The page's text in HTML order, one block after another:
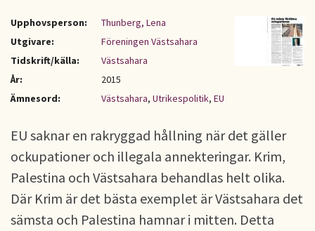
Upphovsperson:
Thunberg, Lena
Utgivare:
Föreningen Västsahara
Tidskrift/källa:
Västsahara
År:
2015
Ämnesord:
Västsahara, Utrikespolitik, EU
EU saknar en rakryggad hållning när det gäller
ockupationer och illegala annekteringar. Krim,
Palestina och Västsahara behandlas helt olika.
Där Krim är det bästa exemplet är Västsahara det
sämsta och Palestina hamnar i mitten. Detta